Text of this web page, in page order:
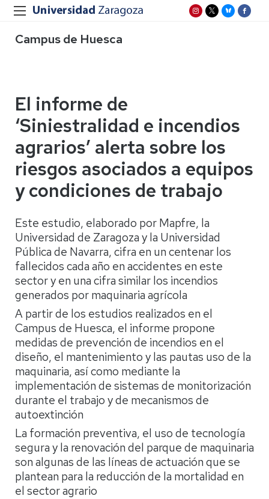
Campus de Huesca
El informe de
‘Siniestralidad e incendios
agrarios’ alerta sobre los
riesgos asociados a equipos
y condiciones de trabajo
Este estudio, elaborado por Mapfre, la
Universidad de Zaragoza y la Universidad
Pública de Navarra, cifra en un centenar los
fallecidos cada año en accidentes en este
sector y en una cifra similar los incendios
generados por maquinaria agrícola
A partir de los estudios realizados en el
Campus de Huesca, el informe propone
medidas de prevención de incendios en el
diseño, el mantenimiento y las pautas uso de la
maquinaria, así como mediante la
implementación de sistemas de monitorización
durante el trabajo y de mecanismos de
autoextinción
La formación preventiva, el uso de tecnología
segura y la renovación del parque de maquinaria
son algunas de las líneas de actuación que se
plantean para la reducción de la mortalidad en
el sector agrario